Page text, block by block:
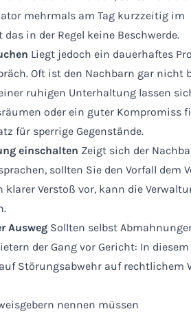
mehrmals am Tag kurzzeitig im
in der Regel keine Beschwerde.
Liegt jedoch ein dauerhaftes
Oft ist den Nachbarn gar nicht
ruhigen Unterhaltung lassen
oder ein guter Kompromiss
für sperrige Gegenstände.
einschalten Zeigt sich der
sollten Sie den Vorfall dem
Verstoß vor, kann die
Ausweg Sollten selbst
der Gang vor Gericht: In
Störungsabwehr auf rechtlichem
nennen müssen